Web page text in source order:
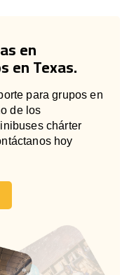
en
en Texas.
para grupos en
de los
chárter
hoy